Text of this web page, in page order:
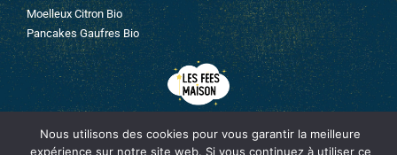
Moelleux Citron Bio
Pancakes Gaufres Bio
Suivez Nous
Nous utilisons des cookies pour vous garantir la meilleure
expérience sur notre site web. Si vous continuez à utiliser ce